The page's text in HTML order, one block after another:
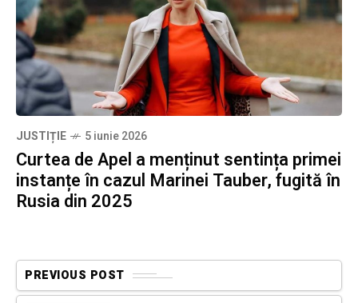
JUSTIȚIE 5 iunie 2026
Curtea de Apel a menținut sentința primei
instanțe în cazul Marinei Tauber, fugită în
Rusia din 2025
PREVIOUS POST